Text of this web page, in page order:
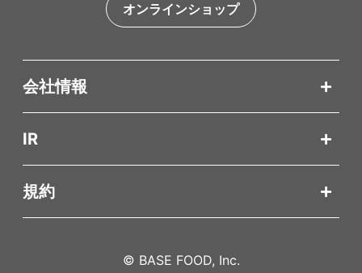
オンラインショップ
会社情報
IR
規約
© BASE FOOD, Inc.